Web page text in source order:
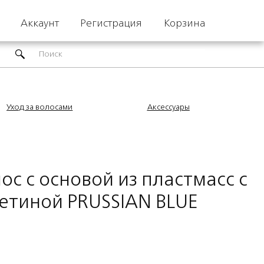
Аккаунт Регистрация Корзина
Уход за волосами Аксессуары
с основой из пластмасс с
PRUSSIAN BLUE